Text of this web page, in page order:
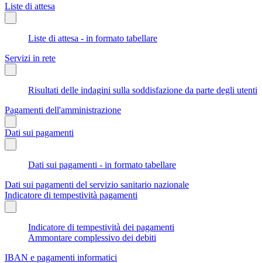
Liste di attesa
Liste di attesa - in formato tabellare
Servizi in rete
Risultati delle indagini sulla soddisfazione da parte degli utenti
Pagamenti dell'amministrazione
Dati sui pagamenti
Dati sui pagamenti - in formato tabellare
Dati sui pagamenti del servizio sanitario nazionale
Indicatore di tempestività pagamenti
Indicatore di tempestività dei pagamenti
Ammontare complessivo dei debiti
IBAN e pagamenti informatici